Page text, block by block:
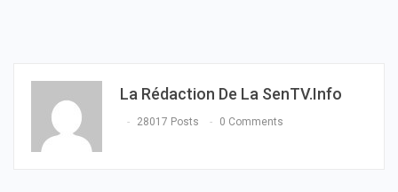
La Rédaction De La SenTV.info
28017 Posts 0 Comments